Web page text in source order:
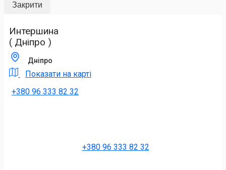
Закрити
Интершина
( Дніпро )
Дніпро
Показати на карті
+380 96 333 82 32
+380 96 333 82 32